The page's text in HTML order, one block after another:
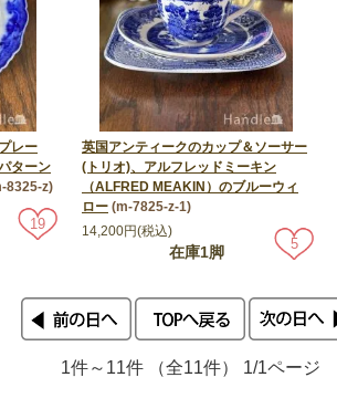
レー
ターン
8325-z)
19
英国アンティークのカップ＆ソーサー
(トリオ)、アルフレッドミーキン
（ALFRED MEAKIN）のブルーウィ
ロー (m-7825-z-1)
14,200円(税込)
在庫1脚 5
1件～11件 （全11件） 1/1ページ